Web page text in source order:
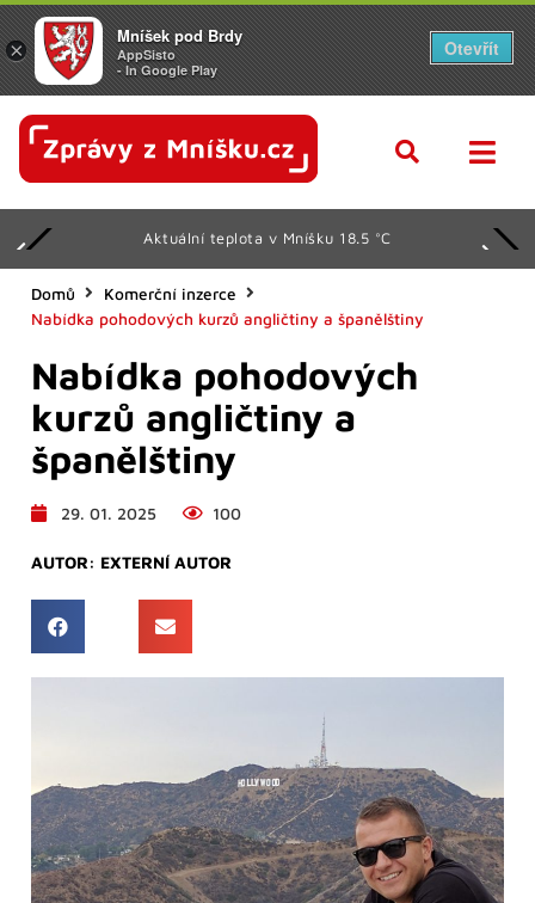
Aktuální teplota v Mníšku 18.5 °C
Domů
Komerční inzerce
Nabídka pohodových kurzů angličtiny a španělštiny
Nabídka pohodových
kurzů angličtiny a
španělštiny
29. 01. 2025 100
AUTOR: EXTERNÍ AUTOR
×
Mníšek pod Brdy
AppSisto
- In Google Play
Otevřít